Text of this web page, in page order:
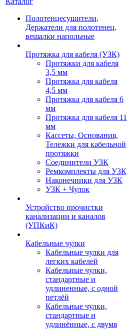
Полотенцесушители,
Держатели для полотенец,
вешалки напольные
Протяжка для кабеля (УЗК)
Протяжки для кабеля
3,5 мм
Протяжка для кабеля
4,5 мм
Протяжка для кабеля 6
мм
Протяжка для кабеля 11
мм
Кассеты, Основания,
Тележки для кабельной
протяжки
Соединители УЗК
Ремкомплекты для УЗК
Наконечники для УЗК
УЗК + Чулок
Устройство прочистки
канализации и каналов
(УПКиК)
Кабельные чулки
Кабельные чулки для
легких кабелей
Кабельные чулки,
стандартные и
удлиненные, с одной
петлёй
Кабельные чулки,
стандартные и
удлинённые, с двумя